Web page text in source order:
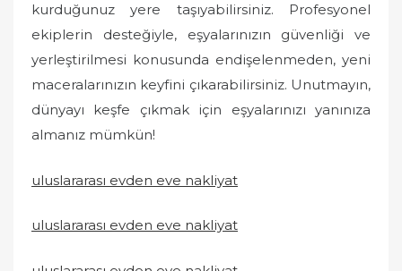
kurduğunuz yere taşıyabilirsiniz. Profesyonel
ekiplerin desteğiyle, eşyalarınızın güvenliği ve
yerleştirilmesi konusunda endişelenmeden, yeni
maceralarınızın keyfini çıkarabilirsiniz. Unutmayın,
dünyayı keşfe çıkmak için eşyalarınızı yanınıza
almanız mümkün!
uluslararası evden eve nakliyat
uluslararası evden eve nakliyat